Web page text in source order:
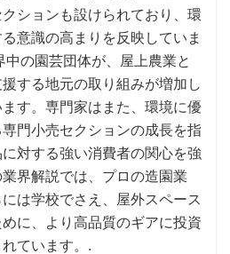
ションも設けられており、環
意識の高まりを反映していま
の園芸団体が、屋上農業と
する地元の取り組みが増加し
す。専門家はまた、環境に優
門小売セクションの成長を指
対する強い消費者の関心を強
界解説では、プロの造園業
は学校でさえ、屋外スペース
に、より高品質のギアに投資
ています。.